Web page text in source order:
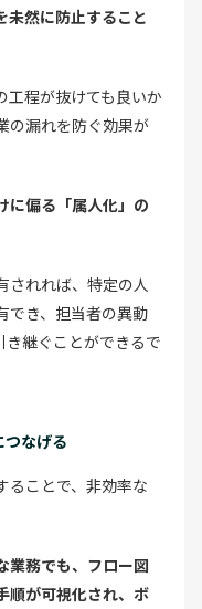
未然に防止すること
工程が抜けても良いか
の漏れを防ぐ効果が
に偏る「属人化」の
されれば、特定の人
でき、担当者の異動
き継ぐことができるで
つなげる
ることで、非効率な
業務でも、フロー図
順が可視化され、ボ